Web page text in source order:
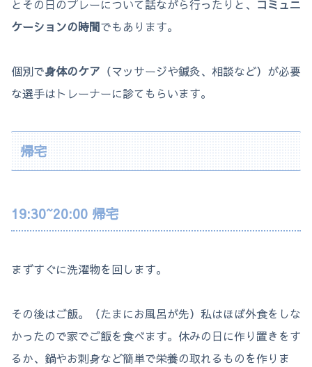
とその日のプレーについて話ながら行ったりと、 コミュニ
ケーションの時間でもあります。
個別で身体のケア （マッサージや鍼灸、相談など）が必要
な選手はトレーナーに診てもらいます。
帰宅
19:30~20:00 帰宅
まずすぐに洗濯物を回します。
その後はご飯。（たまにお風呂が先）私はほぼ外食をしな
かったので家でご飯を食べます。休みの日に作り置きをす
るか、鍋やお刺身など簡単で栄養の取れるものを作りま